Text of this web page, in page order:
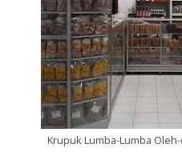
Krupuk Lumba-Lumba